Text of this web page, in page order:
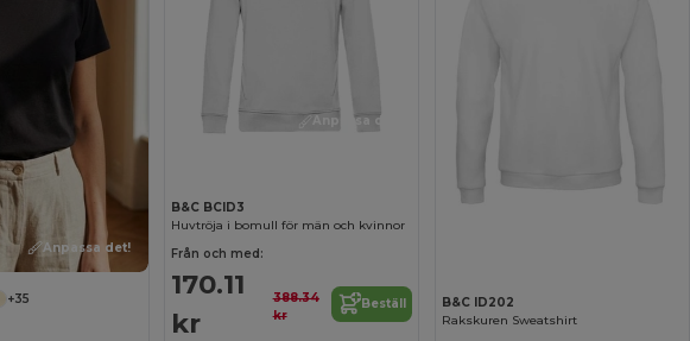
Anpassa det!
+35
Anpassa det!
B&C BCID3
Huvtröja i bomull för män och kvinnor
Från och med:
170.11
kr
388.34
kr
Beställ
B&C ID202
Rakskuren Sweatshirt